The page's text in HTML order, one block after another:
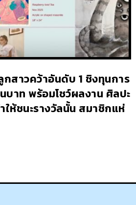
สาวคว้าอันดับ 1 ชิงทุนการ
าท พร้อมโชว์ผลงาน ศิลปะ
ห้ชนะรางวัลนั้น สมาชิกแห่